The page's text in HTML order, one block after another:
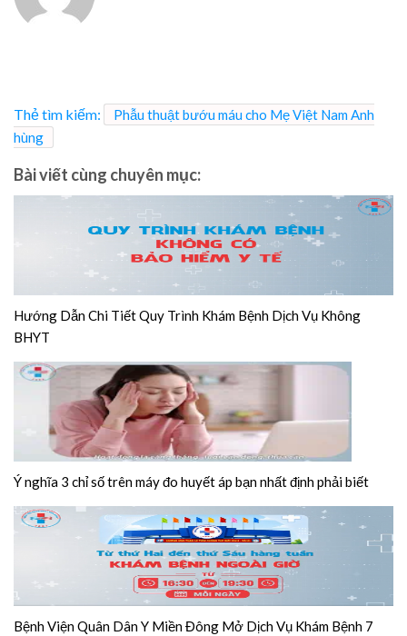
Thẻ tìm kiếm:
Phẫu thuật bướu máu cho Mẹ Việt Nam Anh
hùng
Bài viết cùng chuyên mục:
Hướng Dẫn Chi Tiết Quy Trình Khám Bệnh Dịch Vụ Không
BHYT
Ý nghĩa 3 chỉ số trên máy đo huyết áp bạn nhất định phải biết
Bệnh Viện Quân Dân Y Miền Đông Mở Dịch Vụ Khám Bệnh 7